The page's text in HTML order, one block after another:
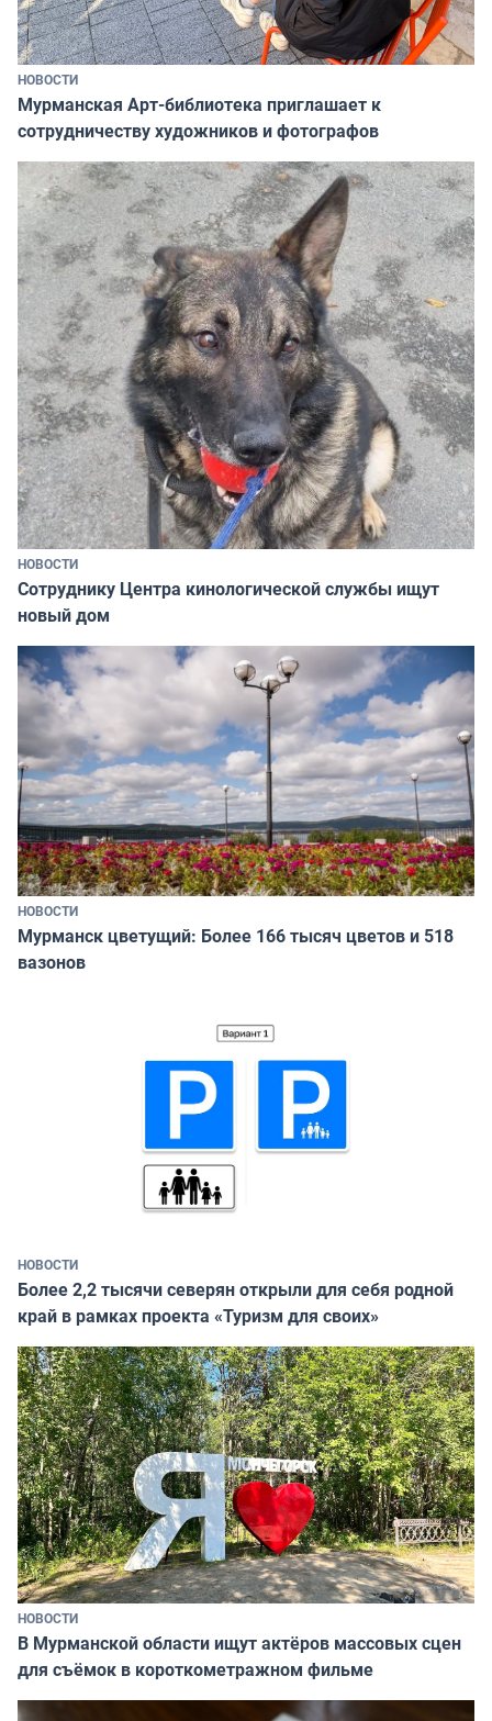
НОВОСТИ
Мурманская Арт-библиотека приглашает к
сотрудничеству художников и фотографов
НОВОСТИ
Сотруднику Центра кинологической службы ищут
новый дом
НОВОСТИ
Мурманск цветущий: Более 166 тысяч цветов и 518
вазонов
НОВОСТИ
Более 2,2 тысячи северян открыли для себя родной
край в рамках проекта «Туризм для своих»
НОВОСТИ
В Мурманской области ищут актёров массовых сцен
для съёмок в короткометражном фильме